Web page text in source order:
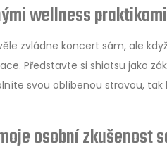
wellness praktikami
zvládne koncert sám, ale
Představte si shiatsu jako
svou oblíbenou stravou,
osobní zkušenost